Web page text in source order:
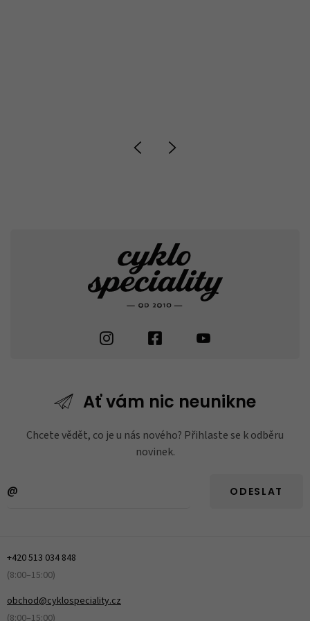
Ať vám nic neunikne
Chcete vědět, co je u nás nového? Přihlaste se k odběru
novinek.
ODESLAT
+420 513 034 848
(8:00–15:00)
obchod@cyklospeciality.cz